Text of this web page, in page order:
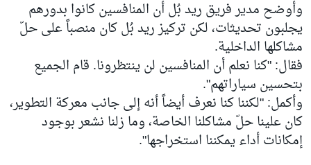
وأوضح مدير فريق ريد بُل أن المنافسين كانوا بدورهم
يجلبون تحديثات، لكن تركيز ريد بُل كان منصباً على حلّ
مشاكلها الداخلية.
فقال: "كنا نعلم أن المنافسين لن ينتظرونا. قام الجميع
بتحسين سياراتهم".
وأكمل: "لكننا كنا نعرف أيضاً أنه إلى جانب معركة التطوير،
كان علينا حلّ مشاكلنا الخاصة، وما زلنا نشعر بوجود
إمكانات أداء يمكننا استخراجها".